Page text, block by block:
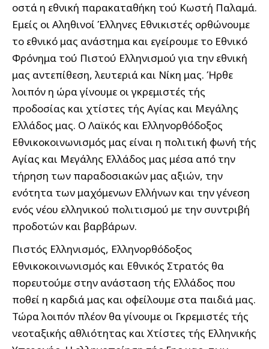
οστά η εθνική παρακαταθήκη τού Κωστή Παλαμά.
Εμείς οι Αληθινοί Έλληνες Εθνικιστές ορθώνουμε
το εθνικό μας ανάστημα και εγείρουμε το Εθνικό
Φρόνημα τού Πιστού Ελληνισμού για την εθνική
μας αντεπίθεση, λευτεριά και Νίκη μας. Ήρθε
λοιπόν η ώρα γίνουμε οι γκρεμιστές τής
προδοσίας και χτίστες τής Αγίας και Μεγάλης
Ελλάδος μας. Ο Λαϊκός και Ελληνορθόδοξος
Εθνικοκοινωνισμός μας είναι η πολιτική φωνή τής
Αγίας και Μεγάλης Ελλάδος μας μέσα από την
τήρηση των παραδοσιακών μας αξιών, την
ενότητα των μαχόμενων Ελλήνων και την γένεση
ενός νέου ελληνικού πολιτισμού με την συντριβή
προδοτών και βαρβάρων.
Πιστός Ελληνισμός, Ελληνορθόδοξος
Εθνικοκοινωνισμός και Εθνικός Στρατός θα
πορευτούμε στην ανάσταση τής Ελλάδος που
ποθεί η καρδιά μας και οφείλουμε στα παιδιά μας.
Τώρα λοιπόν πλέον θα γίνουμε οι Γκρεμιστές τής
νεοταξικής αθλιότητας και Χτίστες τής Ελληνικής